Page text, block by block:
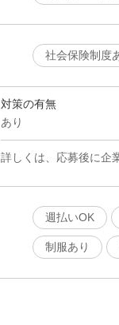
社会保険制度
対策の有無
あり
詳しくは、応募後に企
週払いOK
制服あり